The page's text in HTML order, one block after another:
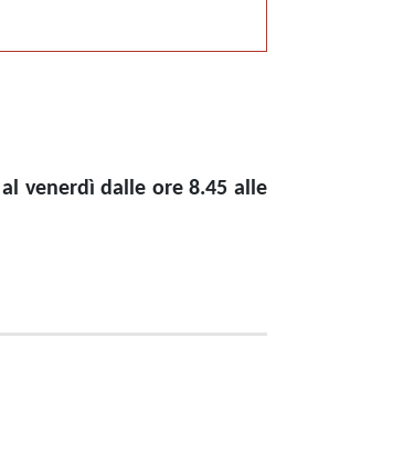
venerdì dalle ore 8.45 alle